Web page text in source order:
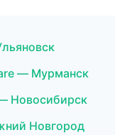
— Мурманск
Новосибирск
Новгород